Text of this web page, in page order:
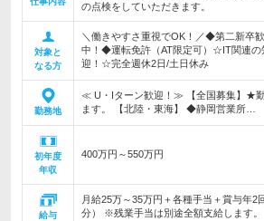
の点検をしていただきます。
対象と
なる方
＼働きやすさ重視でOK！／◆第二新卒
中！◆運転免許（AT限定可）☆IT関連の
迎！☆完全週休2日/土日休み
勤務地
≪ U・Iターン歓迎！≫ 【全国募集】★
ます。 【北陸・東海】 ◆静岡営業所…
初年度
年収
400万円～550万円
給与
月給25万～35万円＋各種手当＋賞与年2
分） ※残業手当は別途全額支給します